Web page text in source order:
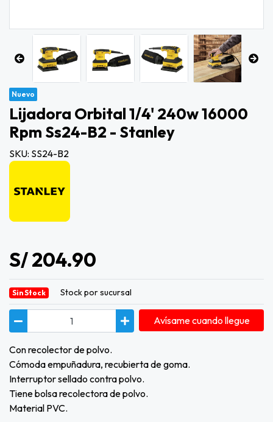
Nuevo
Lijadora Orbital 1/4' 240w 16000
Rpm Ss24-B2 - Stanley
SKU: SS24-B2
S/ 204.90
Sin Stock Stock por sucursal
Avísame cuando llegue
Con recolector de polvo.
Cómoda empuñadura, recubierta de goma.
Interruptor sellado contra polvo.
Tiene bolsa recolectora de polvo.
Material PVC.